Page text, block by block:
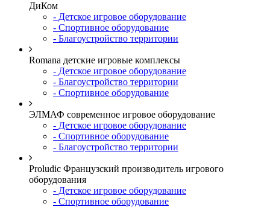
ДиКом
- Детское игровое оборудование
- Спортивное оборудование
- Благоустройство территории
Romana детские игровые комплексы
- Детское игровое оборудование
- Благоустройство территории
- Спортивное оборудование
ЭЛМАФ современное игровое оборудование
- Детское игровое оборудование
- Спортивное оборудование
- Благоустройство территории
Proludic Французский производитель игрового
оборудования
- Детское игровое оборудование
- Спортивное оборудование